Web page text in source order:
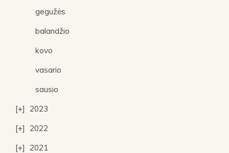
gegužės
balandžio
kovo
vasario
sausio
2023
2022
2021